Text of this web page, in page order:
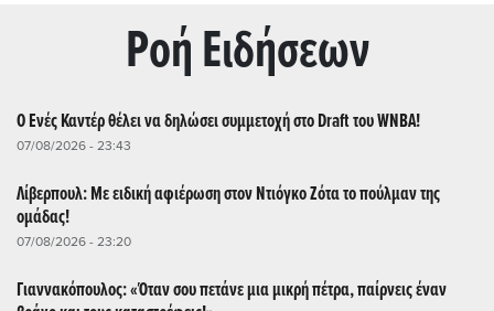
Ρoή Ειδήσεων
Ο Ενές Καντέρ θέλει να δηλώσει συμμετοχή στο Draft του WNBA!
07/08/2026 - 23:43
Λίβερπουλ: Με ειδική αφιέρωση στον Ντιόγκο Ζότα το πούλμαν της
ομάδας!
07/08/2026 - 23:20
Γιαννακόπουλος: «Όταν σου πετάνε μια μικρή πέτρα, παίρνεις έναν